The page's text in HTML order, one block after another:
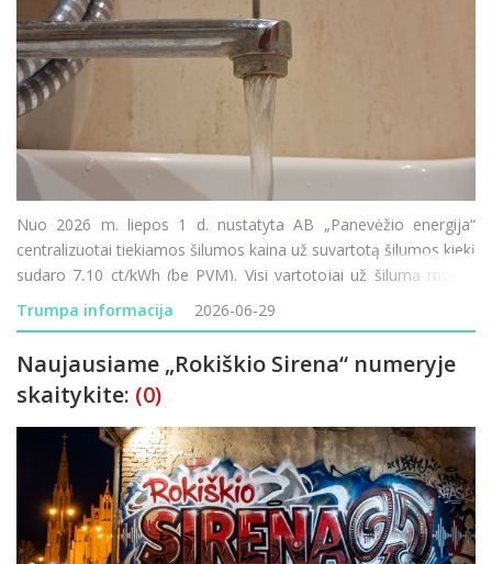
Nuo 2026 m. liepos 1 d. nustatyta AB „Panevėžio energija“
centralizuotai tiekiamos šilumos kaina už suvartotą šilumos kiekį
sudaro 7,10 ct/kWh (be PVM). Visi vartotojai už šilumą mokės
8,59 ct/kWh (su 21 proc. PVM). Įvertinus nustatytą šilumos kainą
ir
Trumpa informacija 2026-06-29
Naujausiame „Rokiškio Sirena“ numeryje
skaitykite: (0)